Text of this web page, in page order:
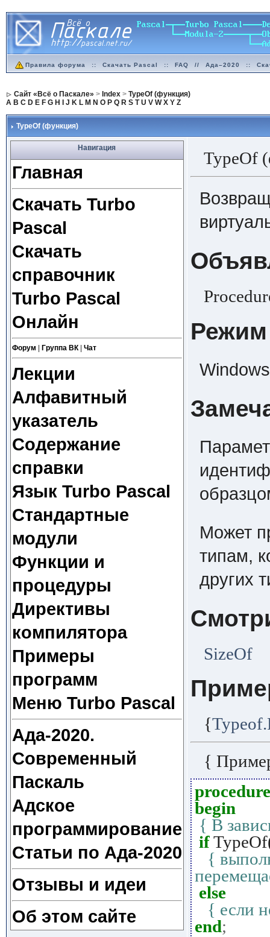
Правила форума :: Скачать Pascal :: FAQ // Ада–2020 ::
Сайт «Всё о Паскале» > Index> TypeOf (функция)
A B C D E F G H J K L M N O P Q R S T U V W X Y Z
TypeOf (функция)
Навигация
Главная
Скачать Turbo
Pascal
Скачать
справочник
Turbo Pascal
Онлайн
Форум Группа ВК| Чат
Лекции
Алфавитный
указатель
Содержание
справки
Язык Turbo Pascal
Стандартные
модули
Функции и
процедуры
Директивы
компилятора
Примеры
программ
Меню Turbo Pascal
Ада-2020.
Современный
Паскаль
Адское
программирование
Статьи по Ада-2020
Отзывы и идеи
Об этом сайте
TypeOf
Режим
Может
типам,
других
SizeOf
{
{
procedure
begin
{ В
if
{
else
{ если
end;